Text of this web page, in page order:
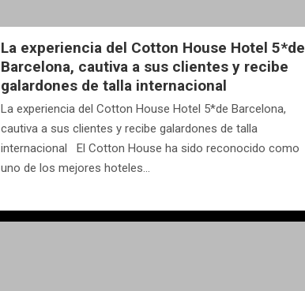
La experiencia del Cotton House Hotel 5*de
Barcelona, cautiva a sus clientes y recibe
galardones de talla internacional
La experiencia del Cotton House Hotel 5*de Barcelona,
cautiva a sus clientes y recibe galardones de talla
internacional El Cotton House ha sido reconocido como
uno de los mejores hoteles…